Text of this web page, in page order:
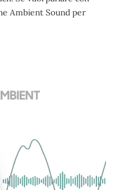
Ambient Sound per